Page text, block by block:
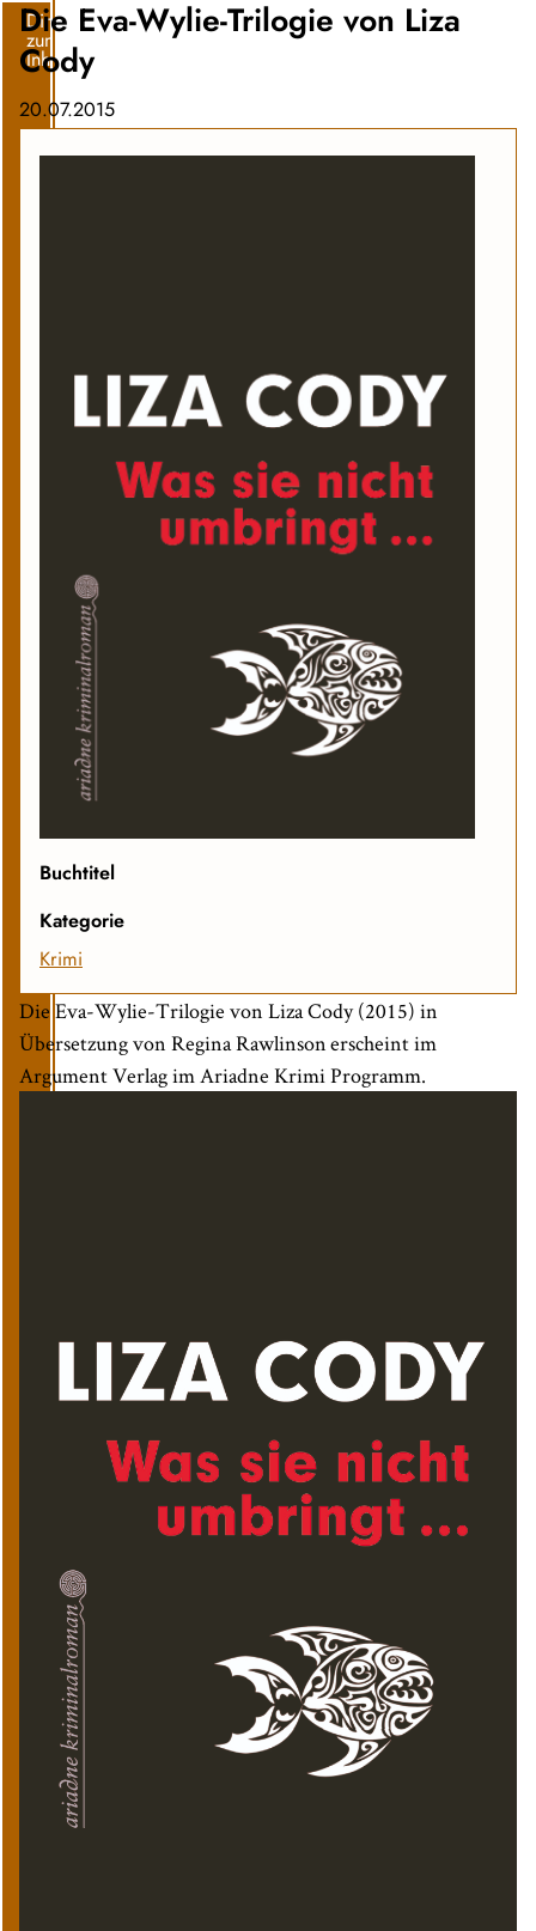
Direkt
zum
Inhalt
Die Eva-Wylie-Trilogie von Liza
Cody
20.07.2015
Buchtitel
Kategorie
Krimi
Die Eva-Wylie-Trilogie von Liza Cody (2015) in
Übersetzung von Regina Rawlinson erscheint im
Argument Verlag im Ariadne Krimi Programm.